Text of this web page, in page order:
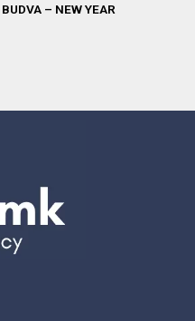
BUDVA – NEW YEAR